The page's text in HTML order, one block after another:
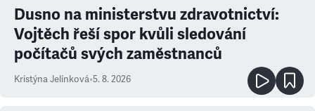
Dusno na ministerstvu zdravotnictví:
Vojtěch řeší spor kvůli sledování
počítačů svých zaměstnanců
Kristýna Jelínková•5. 8. 2026